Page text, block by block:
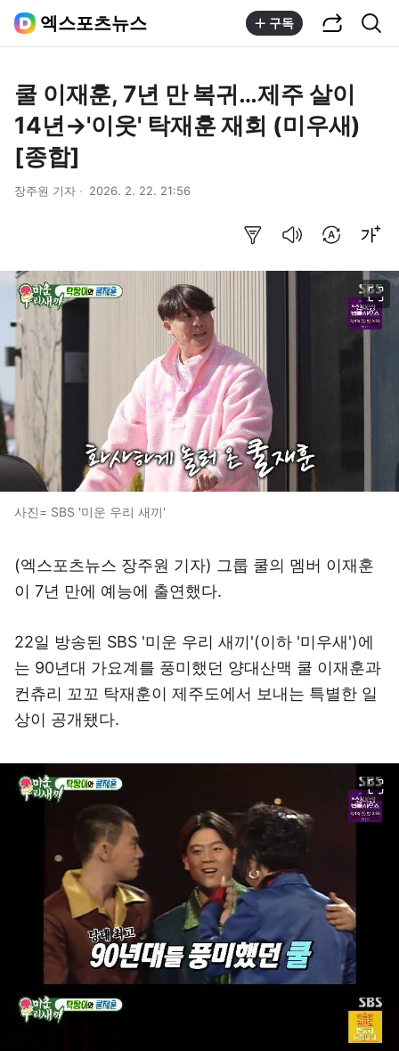
엑스포츠뉴스 구독
쿨 이재훈, 7년 만 복귀…제주 살이
14년→'이웃' 탁재훈 재회 (미우새)
[종합]
장주원 기자 2026. 2. 22. 21:56
사진= SBS '미운 우리 새끼'
(엑스포츠뉴스 장주원 기자) 그룹 쿨의 멤버 이재훈
이 7년 만에 예능에 출연했다.
22일 방송된 SBS '미운 우리 새끼'(이하 '미우새')에
는 90년대 가요계를 풍미했던 양대산맥 쿨 이재훈과
컨츄리 꼬꼬 탁재훈이 제주도에서 보내는 특별한 일
상이 공개됐다.